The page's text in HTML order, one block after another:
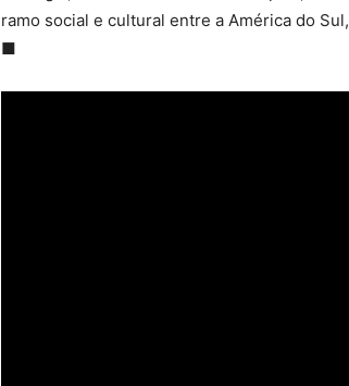
ramo social e cultural entre a América do
■